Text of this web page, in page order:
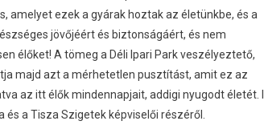
amelyet ezek a gyárak hoztak az életünkbe, és a
jövőjéért és biztonságáért, és nem
élőket! A tömeg a Déli Ipari Park veszélyeztető,
majd azt a mérhetetlen pusztítást, amit ez az
az itt élők mindennapjait, addigi nyugodt életét.
a Tisza Szigetek képviselői részéről.